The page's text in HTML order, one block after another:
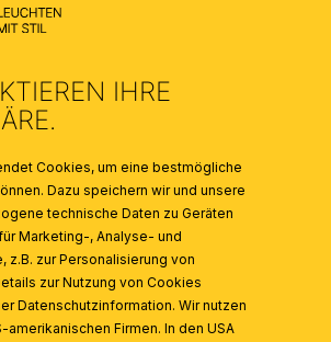
IHRE
Cookies, um eine bestmögliche
Dazu speichern wir und unsere
technische Daten zu Geräten
Marketing-, Analyse- und
z.B. zur Personalisierung von
zur Nutzung von Cookies
Datenschutzinformation. Wir nutzen
amerikanischen Firmen. In den USA